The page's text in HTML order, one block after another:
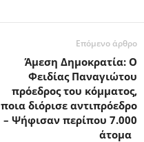
Επόμενο άρθρο
Άμεση Δημοκρατία: Ο
Φειδίας Παναγιώτου
πρόεδρος του κόμματος,
ποια διόρισε αντιπρόεδρο
– Ψήφισαν περίπου 7.000
άτομα